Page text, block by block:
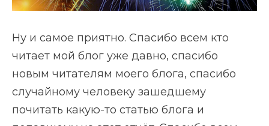
Ну и самое приятно. Спасибо всем кто
читает мой блог уже давно, спасибо
новым читателям моего блога, спасибо
случайному человеку зашедшему
почитать какую-то статью блога и